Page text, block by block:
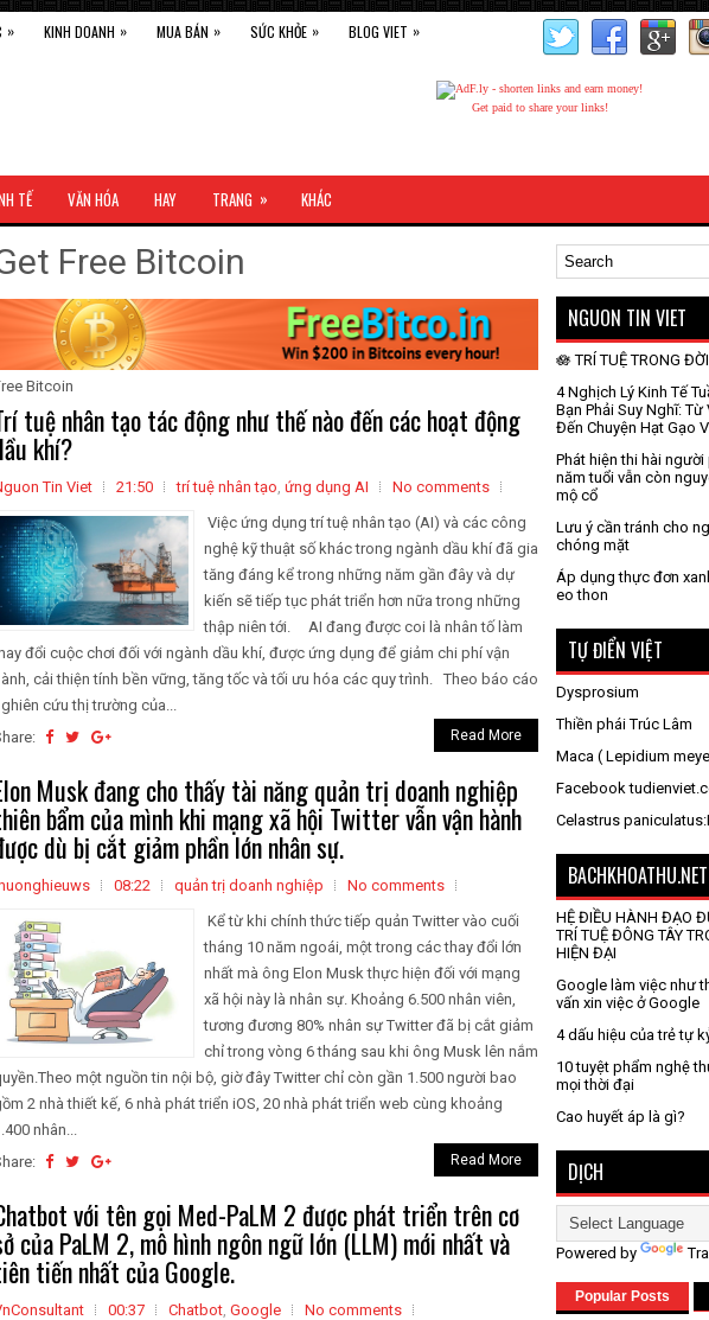
» KINH DOANH » MUA BÁN » SỨC KHỎE » BLOG VIET »
Get paid to share your links!
TẾ VĂN HÓA HAY TRANG » KHÁC
Free Bitcoin
Bitcoin
tuệ nhân tạo tác động như thế nào đến các hoạt động
khí?
Tin Viet 21:50 trí tuệ nhân tạo, ứng dụng AI
No comments
Việc ứng dụng trí tuệ nhân tạo (AI) và các công
nghệ kỹ thuật số khác trong ngành dầu khí đã gia
tăng đáng kể trong những năm gần đây và dự
kiến ​​sẽ tiếp tục phát triển hơn nữa trong những
thập niên tới. AI đang được coi là nhân tố làm
đổi cuộc chơi đối với ngành dầu khí, được ứng dụng để giảm chi phí vận
cải thiện tính bền vững, tăng tốc và tối ưu hóa các quy trình. Theo báo cáo
cứu thị trường của...
Read More
Musk đang cho thấy tài năng quản trị doanh nghiệp
bẩm của mình khi mạng xã hội Twitter vẫn vận hành
dù bị cắt giảm phần lớn nhân sự.
08:22 quản trị doanh nghiệp
No comments
Kể từ khi chính thức tiếp quản Twitter vào cuối
tháng 10 năm ngoái, một trong các thay đổi lớn
nhất mà ông Elon Musk thực hiện đối với mạng
xã hội này là nhân sự. Khoảng 6.500 nhân viên,
tương đương 80% nhân sự Twitter đã bị cắt giảm
chỉ trong vòng 6 tháng sau khi ông Musk lên nắm
một nguồn tin nội bộ, giờ đây Twitter chỉ còn gần 1.500 người bao
2 nhà thiết kế, 6 nhà phát triển iOS, 20 nhà phát triển web cùng khoảng
nhân...
Read More
với tên gọi Med-PaLM 2 được phát triển trên cơ
của PaLM 2, mô hình ngôn ngữ lớn (LLM) mới nhất và
tiến nhất của Google.
00:37 Chatbot, Google
No comments
NGUON TIN VIET
🪷 TRÍ TUỆ TRONG
4 Nghịch Lý Kinh Tế
Bạn Phải Suy Nghĩ:
Đến Chuyện Hạt Gạo
Phát hiện thi hài người
năm tuổi vẫn còn
mộ cổ
Lưu ý cần tránh cho
chóng mặt
Áp dụng thực đơn
eo thon
TỰ ĐIỂN VIỆT
Dysprosium
Thiền phái Trúc Lâm
Maca ( Lepidium
Facebook
Celastrus
BACHKHOATHU.NET
HỆ ĐIỀU HÀNH ĐẠO
TRÍ TUỆ ĐÔNG TÂY
HIỆN ĐẠI
Google làm việc như
vấn xin việc ở Google
4 dấu hiệu của trẻ tự
10 tuyệt phẩm nghệ
mọi thời đại
Cao huyết áp là gì?
DỊCH
Powered by
Popular Posts